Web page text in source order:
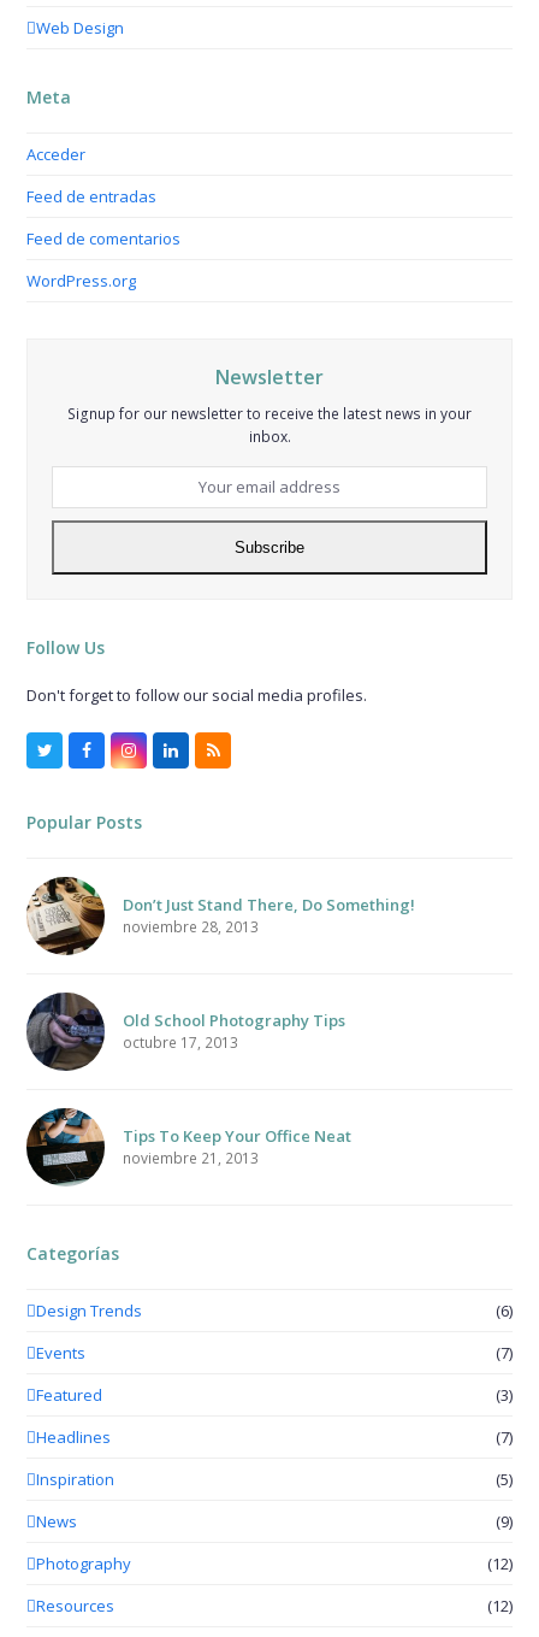
Web Design
Meta
Acceder
Feed de entradas
Feed de comentarios
WordPress.org
Newsletter
Signup for our newsletter to receive the latest news in your
inbox.
email
address
Subscribe
Follow Us
Don't forget to follow our social media profiles.
TwitterFacebookInstagramLinkedInRSS
Popular Posts
Don’t Just Stand There, Do Something!
noviembre 28, 2013
Old School Photography Tips
octubre 17, 2013
Tips To Keep Your Office Neat
noviembre 21, 2013
Categorías
Design Trends
(6)
Events
(7)
Featured
(3)
Headlines
(7)
Inspiration
(5)
News
(9)
Photography
(12)
Resources
(12)